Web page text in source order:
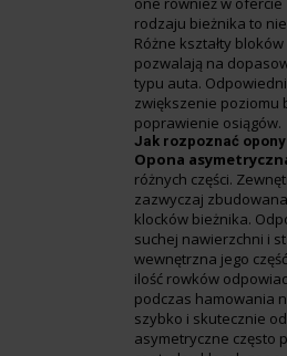
rodzaju bieżnika to
Różne kształty
pozwalają na
typu auta.
zwiększenie poziomu
poprawienie osiągów.
Jak rozpoznać
Opona
różnych części.
zazwyczaj
klocków bieżnika.
suchej nawierzchni i
wewnętrzna jego
ilość rowków
podczas hamowania
szybko i skutecznie
asymetryczne często